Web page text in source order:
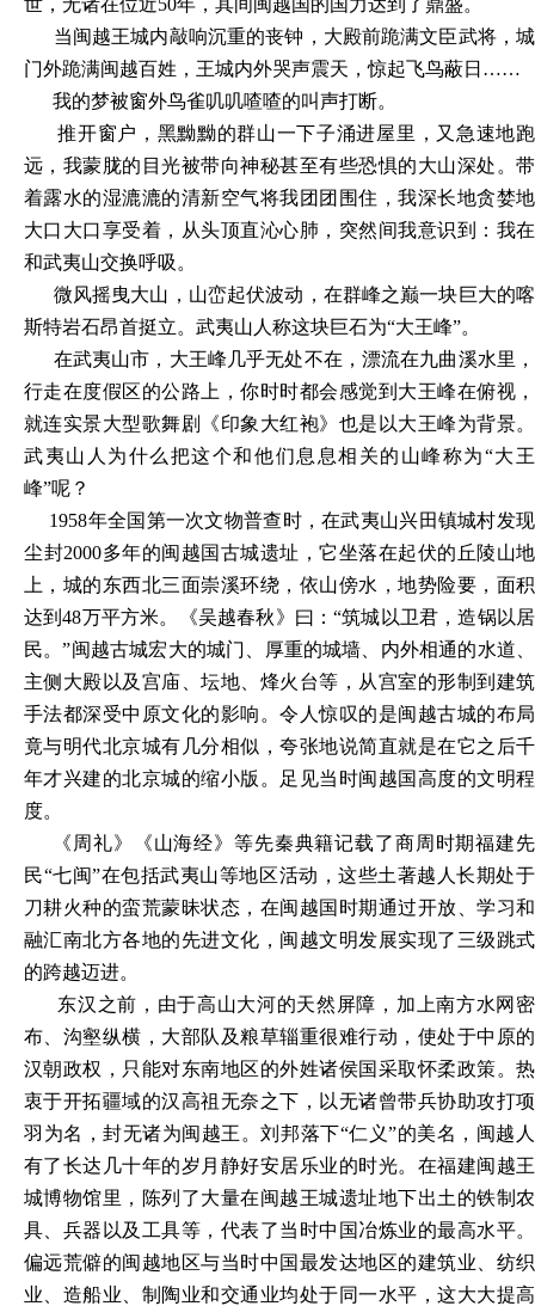
世，无诸在位近50年，其间闽越国的国力达到了鼎盛。
当闽越王城内敲响沉重的丧钟，大殿前跪满文臣武将，城
门外跪满闽越百姓，王城内外哭声震天，惊起飞鸟蔽日 ……
我的梦被窗外鸟雀叽叽喳喳的叫声打断。
推开窗户，黑黝黝的群山一下子涌进屋里，又急速地跑
远，我蒙胧的目光被带向神秘甚至有些恐惧的大山深处。带
着露水的湿漉漉的清新空气将我团团围住，我深长地贪婪地
大口大口享受着，从头顶直沁心肺，突然间我意识到：我在
和武夷山交换呼吸。
微风摇曳大山，山峦起伏波动，在群峰之巅一块巨大的喀
斯特岩石昂首挺立。武夷山人称这块巨石为“大王峰”。
在武夷山市，大王峰几乎无处不在，漂流在九曲溪水里，
行走在度假区的公路上，你时时都会感觉到大王峰在俯视，
就连实景大型歌舞剧《印象大红袍》也是以大王峰为背景。
武夷山人为什么把这个和他们息息相关的山峰称为“大王
峰”呢？
1958年全国第一次文物普查时，在武夷山兴田镇城村发现
尘封2000多年的闽越国古城遗址，它坐落在起伏的丘陵山地
上，城的东西北三面崇溪环绕，依山傍水，地势险要，面积
达到48万平方米。《吴越春秋》曰：“筑城以卫君，造锅以居
民。”闽越古城宏大的城门、厚重的城墙、内外相通的水道、
主侧大殿以及宫庙、坛地、烽火台等，从宫室的形制到建筑
手法都深受中原文化的影响。令人惊叹的是闽越古城的布局
竟与明代北京城有几分相似，夸张地说简直就是在它之后千
年才兴建的北京城的缩小版。足见当时闽越国高度的文明程
度。
《周礼》《山海经》等先秦典籍记载了商周时期福建先
民“七闽”在包括武夷山等地区活动，这些土著越人长期处于
刀耕火种的蛮荒蒙昧状态，在闽越国时期通过开放、学习和
融汇南北方各地的先进文化，闽越文明发展实现了三级跳式
的跨越迈进。
东汉之前，由于高山大河的天然屏障，加上南方水网密
布、沟壑纵横，大部队及粮草辎重很难行动，使处于中原的
汉朝政权，只能对东南地区的外姓诸侯国采取怀柔政策。热
衷于开拓疆域的汉高祖无奈之下，以无诸曾带兵协助攻打项
羽为名，封无诸为闽越王。刘邦落下“仁义”的美名，闽越人
有了长达几十年的岁月静好安居乐业的时光。在福建闽越王
城博物馆里，陈列了大量在闽越王城遗址地下出土的铁制农
具、兵器以及工具等，代表了当时中国冶炼业的最高水平。
偏远荒僻的闽越地区与当时中国最发达地区的建筑业、纺织
业、造船业、制陶业和交通业均处于同一水平，这大大提高